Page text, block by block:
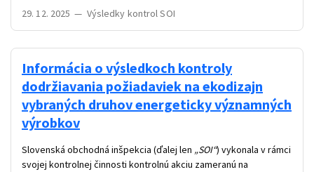
29. 12. 2025 — Výsledky kontrol SOI
Informácia o výsledkoch kontroly
dodržiavania požiadaviek na ekodizajn
vybraných druhov energeticky významných
výrobkov
Slovenská obchodná inšpekcia (ďalej len „SOI“) vykonala v rámci
svojej kontrolnej činnosti kontrolnú akciu zameranú na